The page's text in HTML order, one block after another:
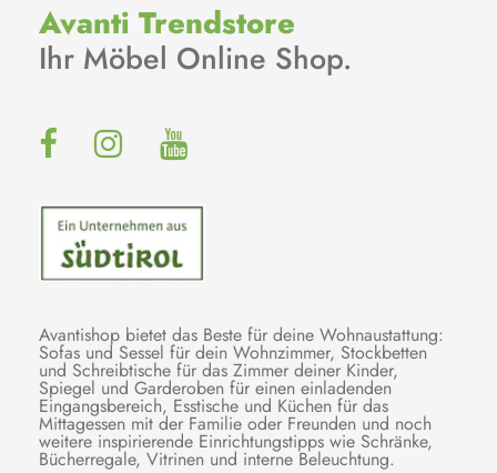
Avanti Trendstore
Ihr Möbel Online Shop.
Avantishop bietet das Beste für deine Wohnaustattung:
Sofas und Sessel für dein Wohnzimmer, Stockbetten
und Schreibtische für das Zimmer deiner Kinder,
Spiegel und Garderoben für einen einladenden
Eingangsbereich, Esstische und Küchen für das
Mittagessen mit der Familie oder Freunden und noch
weitere inspirierende Einrichtungstipps wie Schränke,
Bücherregale, Vitrinen und interne Beleuchtung.